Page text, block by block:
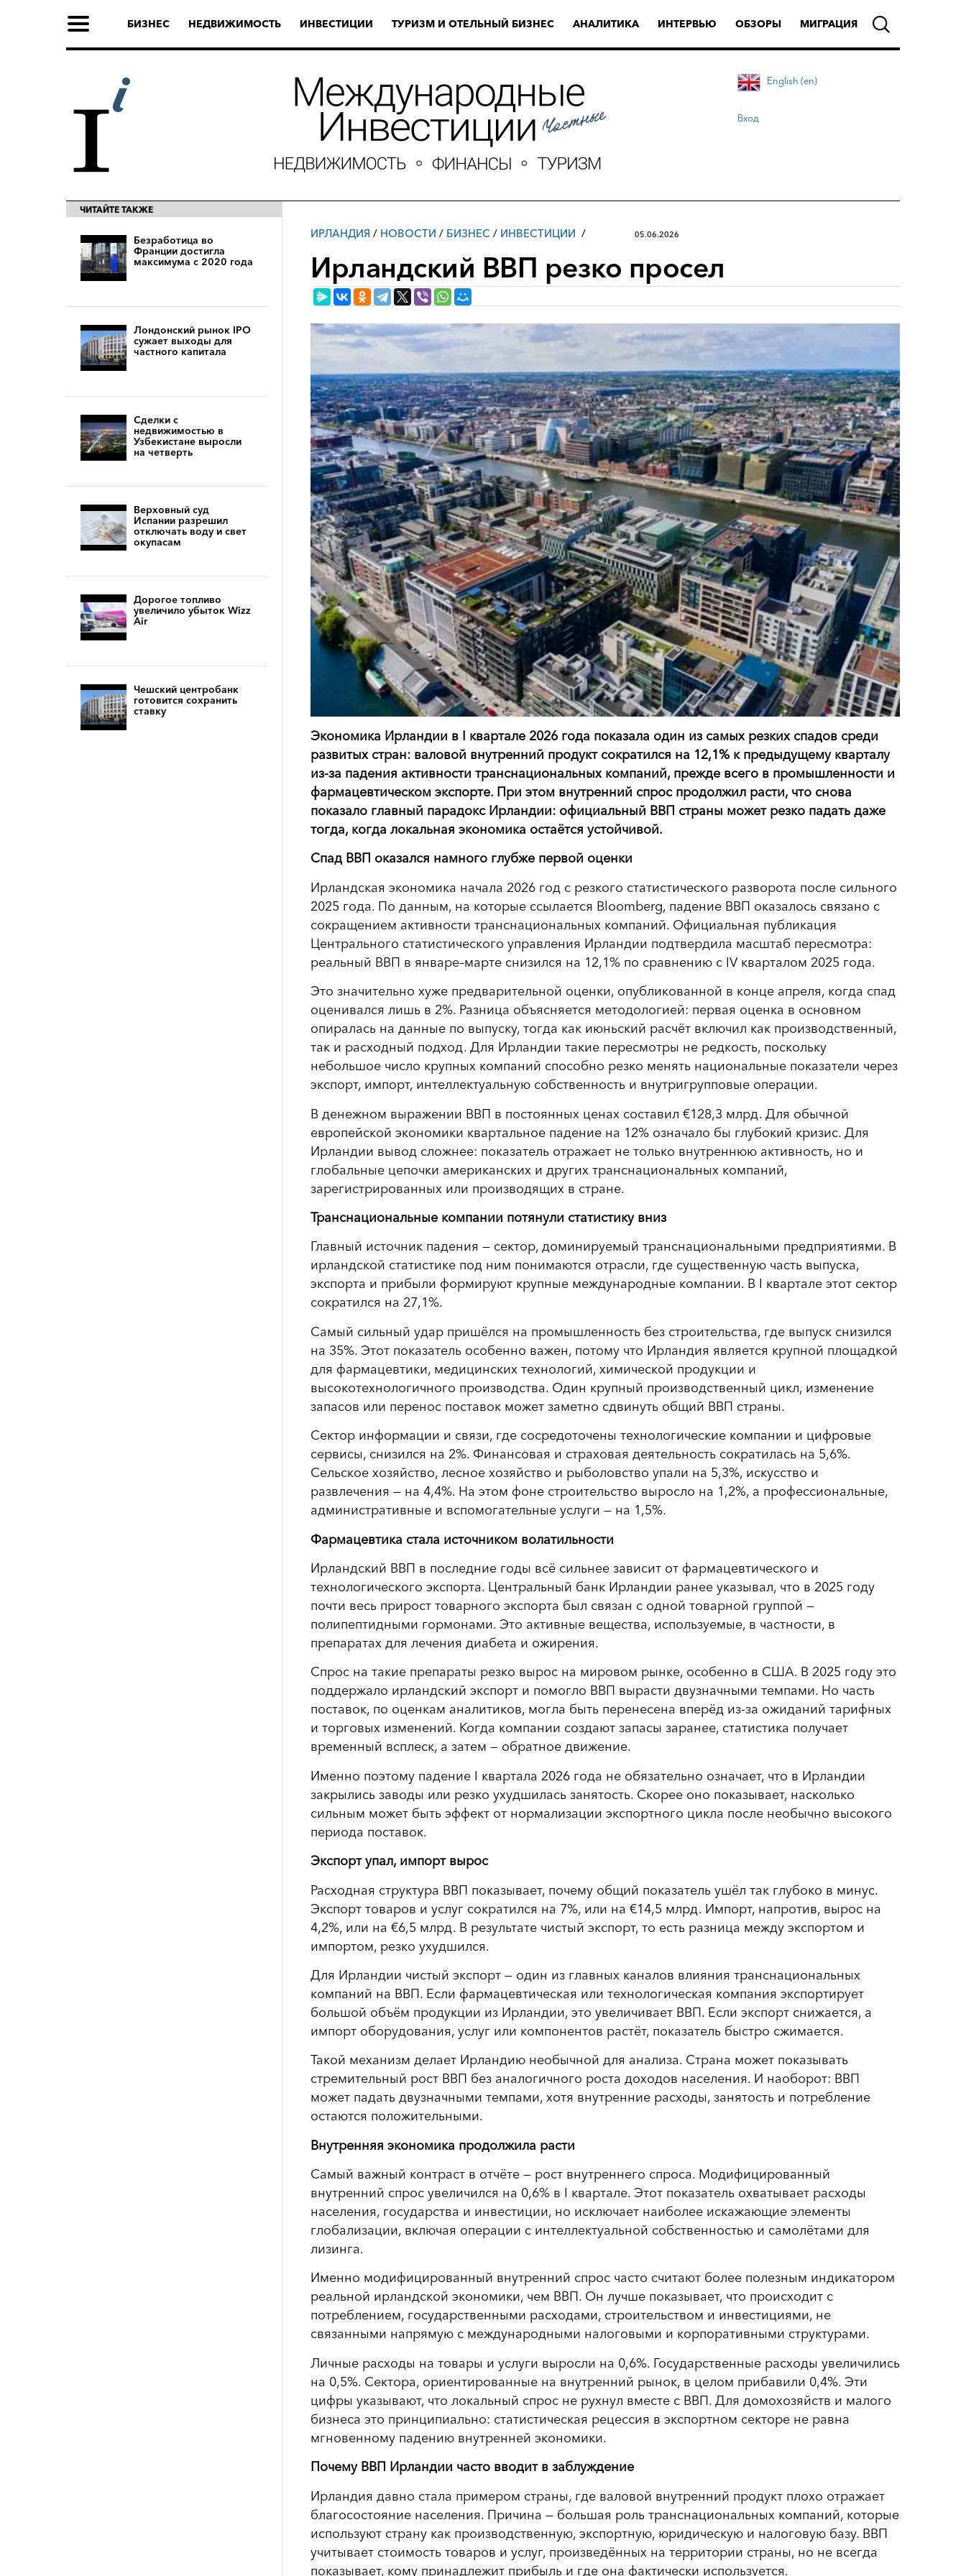
БИЗНЕС НЕДВИЖИМОСТЬ ИНВЕСТИЦИИ ТУРИЗМ И ОТЕЛЬНЫЙ БИЗНЕС АНАЛИТИКА ИНТЕРВЬЮ ОБЗОРЫ МИГРАЦИЯ
English (en)
Вход
ЧИТАЙТЕ ТАКЖЕ
Безработица во
Франции достигла
максимума с 2020 года
Лондонский рынок IPO
сужает выходы для
частного капитала
Сделки с
недвижимостью в
Узбекистане выросли
на четверть
Верховный суд
Испании разрешил
отключать воду и свет
окупасам
Дорогое топливо
увеличило убыток Wizz
Air
Чешский центробанк
готовится сохранить
ставку
ИРЛАНДИЯ / НОВОСТИ / БИЗНЕС / ИНВЕСТИЦИИ 05.06.2026
Ирландский ВВП резко просел
Экономика Ирландии в I квартале 2026 года показала один из самых резких спадов среди
развитых стран: валовой внутренний продукт сократился на 12,1% к предыдущему кварталу
из-за падения активности транснациональных компаний, прежде всего в промышленности и
фармацевтическом экспорте. При этом внутренний спрос продолжил расти, что снова
показало главный парадокс Ирландии: официальный ВВП страны может резко падать даже
тогда, когда локальная экономика остаётся устойчивой.
Спад ВВП оказался намного глубже первой оценки
Ирландская экономика начала 2026 год с резкого статистического разворота после сильного
2025 года. По данным, на которые ссылается Bloomberg, падение ВВП оказалось связано с
сокращением активности транснациональных компаний. Официальная публикация
Центрального статистического управления Ирландии подтвердила масштаб пересмотра:
реальный ВВП в январе–марте снизился на 12,1% по сравнению с IV кварталом 2025 года.
Это значительно хуже предварительной оценки, опубликованной в конце апреля, когда спад
оценивался лишь в 2%. Разница объясняется методологией: первая оценка в основном
опиралась на данные по выпуску, тогда как июньский расчёт включил как производственный,
так и расходный подход. Для Ирландии такие пересмотры не редкость, поскольку
небольшое число крупных компаний способно резко менять национальные показатели через
экспорт, импорт, интеллектуальную собственность и внутригрупповые операции.
В денежном выражении ВВП в постоянных ценах составил €128,3 млрд. Для обычной
европейской экономики квартальное падение на 12% означало бы глубокий кризис. Для
Ирландии вывод сложнее: показатель отражает не только внутреннюю активность, но и
глобальные цепочки американских и других транснациональных компаний,
зарегистрированных или производящих в стране.
Транснациональные компании потянули статистику вниз
Главный источник падения — сектор, доминируемый транснациональными предприятиями. В
ирландской статистике под ним понимаются отрасли, где существенную часть выпуска,
экспорта и прибыли формируют крупные международные компании. В I квартале этот сектор
сократился на 27,1%.
Самый сильный удар пришёлся на промышленность без строительства, где выпуск снизился
на 35%. Этот показатель особенно важен, потому что Ирландия является крупной площадкой
для фармацевтики, медицинских технологий, химической продукции и
высокотехнологичного производства. Один крупный производственный цикл, изменение
запасов или перенос поставок может заметно сдвинуть общий ВВП страны.
Сектор информации и связи, где сосредоточены технологические компании и цифровые
сервисы, снизился на 2%. Финансовая и страховая деятельность сократилась на 5,6%.
Сельское хозяйство, лесное хозяйство и рыболовство упали на 5,3%, искусство и
развлечения — на 4,4%. На этом фоне строительство выросло на 1,2%, а профессиональные,
административные и вспомогательные услуги — на 1,5%.
Фармацевтика стала источником волатильности
Ирландский ВВП в последние годы всё сильнее зависит от фармацевтического и
технологического экспорта. Центральный банк Ирландии ранее указывал, что в 2025 году
почти весь прирост товарного экспорта был связан с одной товарной группой —
полипептидными гормонами. Это активные вещества, используемые, в частности, в
препаратах для лечения диабета и ожирения.
Спрос на такие препараты резко вырос на мировом рынке, особенно в США. В 2025 году это
поддержало ирландский экспорт и помогло ВВП вырасти двузначными темпами. Но часть
поставок, по оценкам аналитиков, могла быть перенесена вперёд из-за ожиданий тарифных
и торговых изменений. Когда компании создают запасы заранее, статистика получает
временный всплеск, а затем — обратное движение.
Именно поэтому падение I квартала 2026 года не обязательно означает, что в Ирландии
закрылись заводы или резко ухудшилась занятость. Скорее оно показывает, насколько
сильным может быть эффект от нормализации экспортного цикла после необычно высокого
периода поставок.
Экспорт упал, импорт вырос
Расходная структура ВВП показывает, почему общий показатель ушёл так глубоко в минус.
Экспорт товаров и услуг сократился на 7%, или на €14,5 млрд. Импорт, напротив, вырос на
4,2%, или на €6,5 млрд. В результате чистый экспорт, то есть разница между экспортом и
импортом, резко ухудшился.
Для Ирландии чистый экспорт — один из главных каналов влияния транснациональных
компаний на ВВП. Если фармацевтическая или технологическая компания экспортирует
большой объём продукции из Ирландии, это увеличивает ВВП. Если экспорт снижается, а
импорт оборудования, услуг или компонентов растёт, показатель быстро сжимается.
Такой механизм делает Ирландию необычной для анализа. Страна может показывать
стремительный рост ВВП без аналогичного роста доходов населения. И наоборот: ВВП
может падать двузначными темпами, хотя внутренние расходы, занятость и потребление
остаются положительными.
Внутренняя экономика продолжила расти
Самый важный контраст в отчёте — рост внутреннего спроса. Модифицированный
внутренний спрос увеличился на 0,6% в I квартале. Этот показатель охватывает расходы
населения, государства и инвестиции, но исключает наиболее искажающие элементы
глобализации, включая операции с интеллектуальной собственностью и самолётами для
лизинга.
Именно модифицированный внутренний спрос часто считают более полезным индикатором
реальной ирландской экономики, чем ВВП. Он лучше показывает, что происходит с
потреблением, государственными расходами, строительством и инвестициями, не
связанными напрямую с международными налоговыми и корпоративными структурами.
Личные расходы на товары и услуги выросли на 0,6%. Государственные расходы увеличились
на 0,5%. Сектора, ориентированные на внутренний рынок, в целом прибавили 0,4%. Эти
цифры указывают, что локальный спрос не рухнул вместе с ВВП. Для домохозяйств и малого
бизнеса это принципиально: статистическая рецессия в экспортном секторе не равна
мгновенному падению внутренней экономики.
Почему ВВП Ирландии часто вводит в заблуждение
Ирландия давно стала примером страны, где валовой внутренний продукт плохо отражает
благосостояние населения. Причина — большая роль транснациональных компаний, которые
используют страну как производственную, экспортную, юридическую и налоговую базу. ВВП
учитывает стоимость товаров и услуг, произведённых на территории страны, но не всегда
показывает, кому принадлежит прибыль и где она фактически используется.